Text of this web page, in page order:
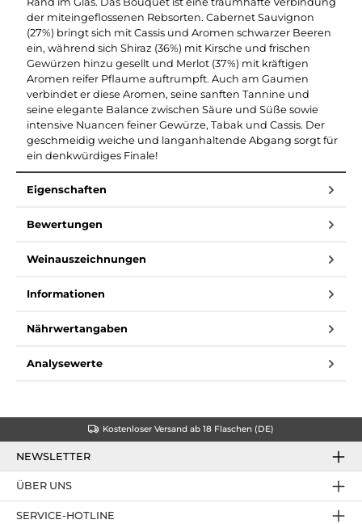
der miteingeflossenen Rebsorten. Cabernet Sauvignon
(27%) bringt sich mit Cassis und Aromen schwarzer Beeren
ein, während sich Shiraz (36%) mit Kirsche und frischen
Gewürzen hinzu gesellt und Merlot (37%) mit kräftigen
Aromen reifer Pflaume auftrumpft. Auch am Gaumen
verbindet er diese Aromen, seine sanften Tannine und
seine elegante Balance zwischen Säure und Süße sowie
intensive Nuancen feiner Gewürze, Tabak und Cassis. Der
geschmeidig weiche und langanhaltende Abgang sorgt für
ein denkwürdiges Finale!
Eigenschaften
Bewertungen
Weinauszeichnungen
Informationen
Nährwertangaben
Analysewerte
Kostenloser Versand ab 18 Flaschen (DE)
NEWSLETTER
SERVICE-HOTLINE
ÜBER UNS